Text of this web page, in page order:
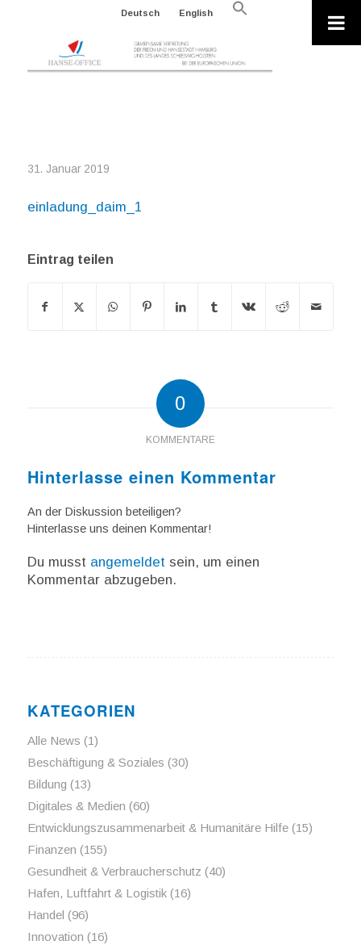
Deutsch English
Search
31. Januar 2019
einladung_daim_1
Eintrag teilen
0
KOMMENTARE
Hinterlasse einen Kommentar
An der Diskussion beteiligen?
Hinterlasse uns deinen Kommentar!
Du musst angemeldetsein, um einen
Kommentar abzugeben.
KATEGORIEN
Alle News (1)
Beschäftigung & Soziales (30)
Bildung (13)
Digitales & Medien (60)
Entwicklungszusammenarbeit & Humanitäre Hilfe(15)
Finanzen (155)
Gesundheit & Verbraucherschutz (40)
Hafen, Luftfahrt & Logistik(16)
Handel (96)
Innovation (16)